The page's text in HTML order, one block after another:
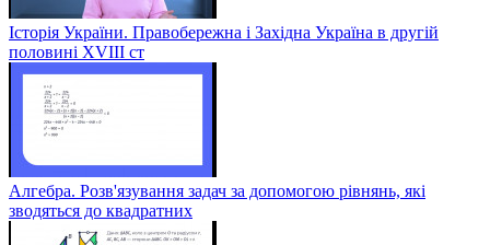
Історія України. Правобережна і Західна Україна в другій
половині XVIII ст
Алгебра. Розв'язування задач за допомогою рівнянь, які
зводяться до квадратних